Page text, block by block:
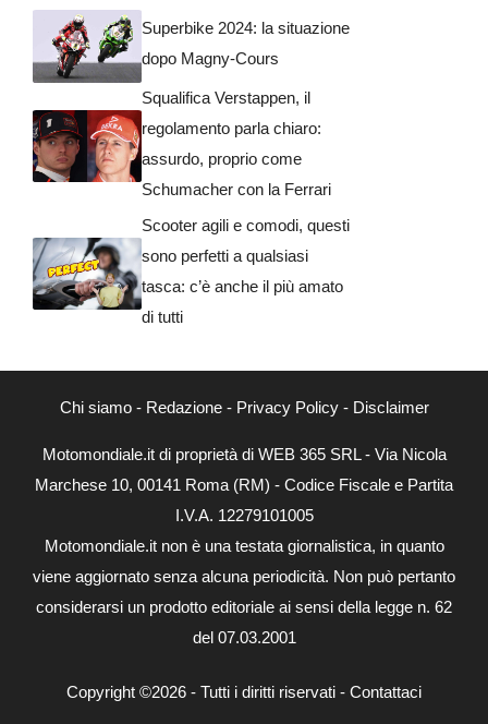
Superbike 2024: la situazione
dopo Magny-Cours
Squalifica Verstappen, il
regolamento parla chiaro:
assurdo, proprio come
Schumacher con la Ferrari
Scooter agili e comodi, questi
sono perfetti a qualsiasi
tasca: c’è anche il più amato
di tutti
Chi siamo- Redazione- Privacy Policy- Disclaimer
Motomondiale.it di proprietà di WEB 365 SRL - Via Nicola
Marchese 10, 00141 Roma (RM) - Codice Fiscale e Partita
I.V.A. 12279101005
Motomondiale.it non è una testata giornalistica, in quanto
viene aggiornato senza alcuna periodicità. Non può pertanto
considerarsi un prodotto editoriale ai sensi della legge n. 62
del 07.03.2001
Copyright ©2026 - Tutti i diritti riservati - Contattaci